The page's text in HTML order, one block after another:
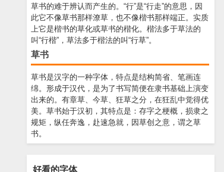
草书的难于辨认而产生的。“行”是“行走”的意思，因
此它不像草书那样潦草，也不像楷书那样端正。实质
上它是楷书的草化或草书的楷化。楷法多于草法的
叫“行楷”，草法多于楷法的叫“行草”。
草书
草书是汉字的一种字体，特点是结构简省、笔画连
绵。形成于汉代，是为了书写简便在隶书基础上演变
出来的。有章草、今草、狂草之分，在狂乱中觉得优
美。草书始于汉初，其特点是：存字之梗概，损隶之
规矩，纵任奔逸，赴速急就，因草创之意，谓之草
书。
好看的字体